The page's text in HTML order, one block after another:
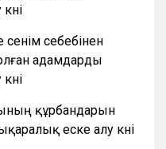
себебінен
адамдарды
құрбандарын
еске алу күні